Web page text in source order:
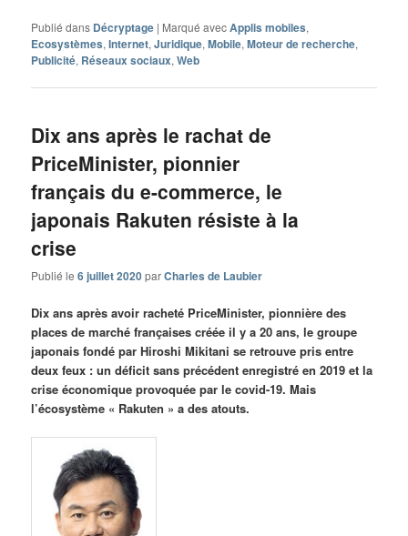
Publié dans Décryptage | Marqué avecApplis mobiles,
Ecosystèmes,Internet,Juridique,Mobile,Moteur de recherche,
Publicité, Réseaux sociaux,Web
Dix ans après le rachat de
PriceMinister, pionnier
français du e-commerce, le
japonais Rakuten résiste à la
crise
Publié le6 juillet 2020parCharles de Laubier
Dix ans après avoir racheté PriceMinister, pionnière des
places de marché françaises créée il y a 20 ans, le groupe
japonais fondé par Hiroshi Mikitani se retrouve pris entre
deux feux : un déficit sans précédent enregistré en 2019 et la
crise économique provoquée par le covid-19. Mais
l’écosystème « Rakuten » a des atouts.